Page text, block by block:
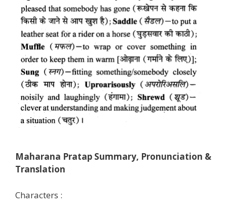
Maharana Pratap Summary, Pronunciation &
Translation
Characters :